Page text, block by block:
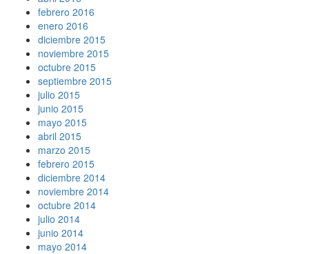
febrero 2016
enero 2016
diciembre 2015
noviembre 2015
octubre 2015
septiembre 2015
julio 2015
junio 2015
mayo 2015
abril 2015
marzo 2015
febrero 2015
diciembre 2014
noviembre 2014
octubre 2014
julio 2014
junio 2014
mayo 2014